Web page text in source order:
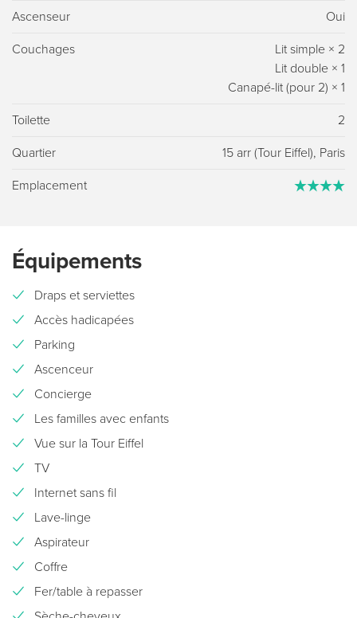
Ascenseur Oui
Couchages Lit simple × 2
Lit double × 1
Canapé-lit (pour 2) × 1
Toilette 2
Quartier 15 arr (Tour Eiffel), Paris
Emplacement
Équipements
Draps et serviettes
Accès hadicapées
Parking
Ascenceur
Concierge
Les familles avec enfants
Vue sur la Tour Eiffel
TV
Internet sans fil
Lave-linge
Aspirateur
Coffre
Fer/table à repasser